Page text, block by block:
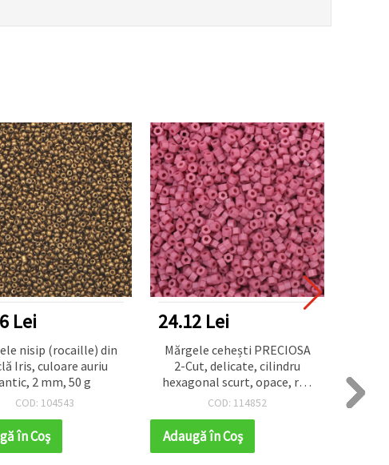
Lei
nisip (rocaille) din
Iris, culoare auriu
2 mm, 50 g
COD: 104543
în Coş
24.12 Lei
Mărgele cehești PRECIOSA
2-Cut, delicate, cilindru
hexagonal scurt, opace, roz
elegant, 4x2,5 mm, orificiu
COD: 114852
Adaugă în Coş